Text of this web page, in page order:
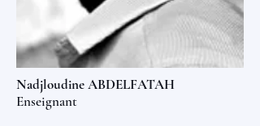
Nadjloudine ABDELFATAH
Enseignant